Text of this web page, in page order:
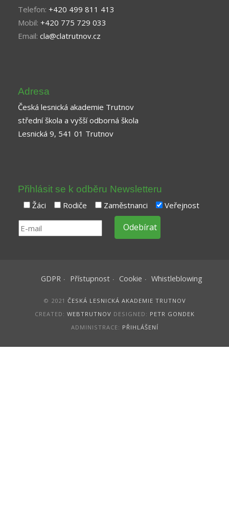
Telefon: +420 499 811 413
Mobil: +420 775 729 033
Email: cla@clatrutnov.cz
Adresa
Česká lesnická akademie Trutnov
střední škola a vyšší odborná škola
Lesnická 9, 541 01 Trutnov
Přihlásit se k odběru Newsletteru
Žáci Rodiče Zaměstnanci Veřejnost
GDPR Přístupnost Cookie Whistleblowing
© 2021 ČESKÁ LESNICKÁ AKADEMIE TRUTNOV
CREATED: WEBTRUTNOV DESIGNED: PETR GONDEK
ADMINISTRACE: PŘIHLÁŠENÍ